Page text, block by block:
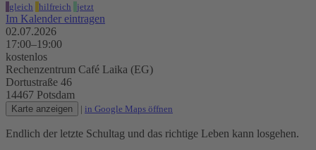
gleich hilfreich jetzt
Im Kalender eintragen
02.07.2026
17:00–19:00
kostenlos
Rechenzentrum Café Laika (EG)
Dortustraße 46
14467 Potsdam
Karte anzeigen | in Google Maps öffnen
Endlich der letzte Schultag und das richtige Leben kann losgehen.